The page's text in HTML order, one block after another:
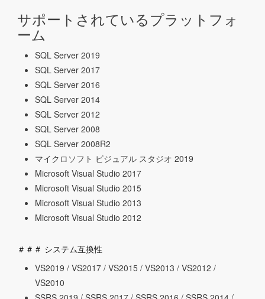
サポートされているプラットフォ
ーム
SQL Server 2019
SQL Server 2017
SQL Server 2016
SQL Server 2014
SQL Server 2012
SQL Server 2008
SQL Server 2008R2
マイクロソフト ビジュアル スタジオ 2019
Microsoft Visual Studio 2017
Microsoft Visual Studio 2015
Microsoft Visual Studio 2013
Microsoft Visual Studio 2012
＃＃＃ システム互換性
VS2019 / VS2017 / VS2015 / VS2013 / VS2012 /
VS2010